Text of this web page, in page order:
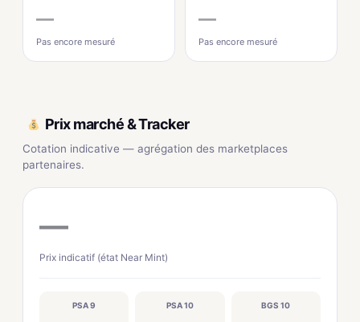
—
Pas encore mesuré
—
Pas encore mesuré
Prix marché & Tracker
Cotation indicative — agrégation des marketplaces
partenaires.
—
Prix indicatif (état Near Mint)
PSA 9 PSA 10 BGS 10